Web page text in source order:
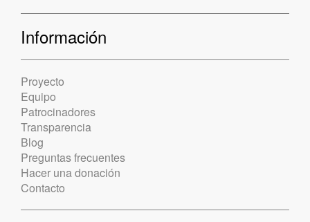
Información
Proyecto
Equipo
Patrocinadores
Transparencia
Blog
Preguntas frecuentes
Hacer una donación
Contacto